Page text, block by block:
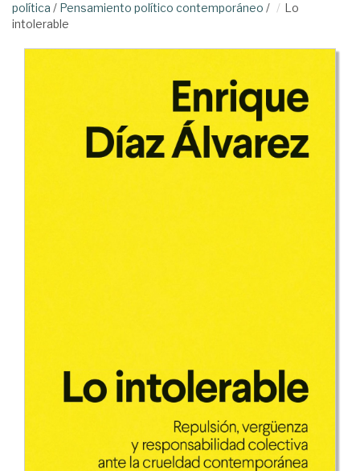
política / Pensamiento político contemporáneo /
Lo
intolerable